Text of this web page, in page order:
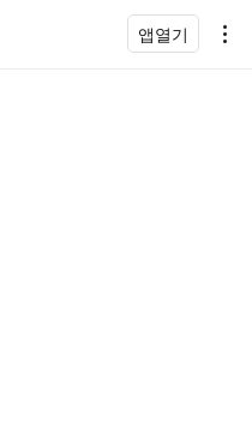
앱열기